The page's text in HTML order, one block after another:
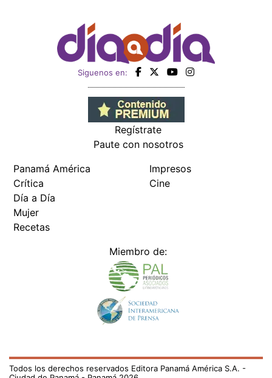
Siguenos en:
Regístrate
Paute con nosotros
Crítica
Día a Día
Mujer
Recetas
Cine
Todos los derechos reservados Editora Panamá América S.A. -
Ciudad de Panamá - Panamá 2026.
Prohibida su reproducción total o parcial, sin autorización escrita